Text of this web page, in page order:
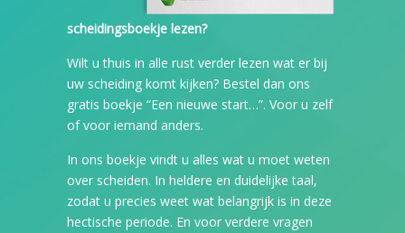
scheidingsboekje lezen?
Wilt u thuis in alle rust verder lezen wat er bij
uw scheiding komt kijken? Bestel dan ons
gratis boekje “Een nieuwe start…”. Voor u zelf
of voor iemand anders.
In ons boekje vindt u alles wat u moet weten
over scheiden. In heldere en duidelijke taal,
zodat u precies weet wat belangrijk is in deze
hectische periode. En voor verdere vragen